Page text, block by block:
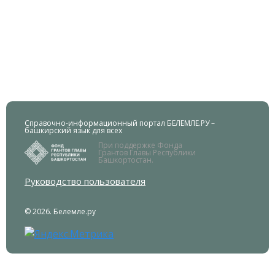
Справочно-информационный портал БЕЛЕМЛЕ.РУ –
башкирский язык для всех
При поддержке Фонда
Грантов Главы Республики
Башкортостан.
Руководство пользователя
© 2026. Белемле.ру